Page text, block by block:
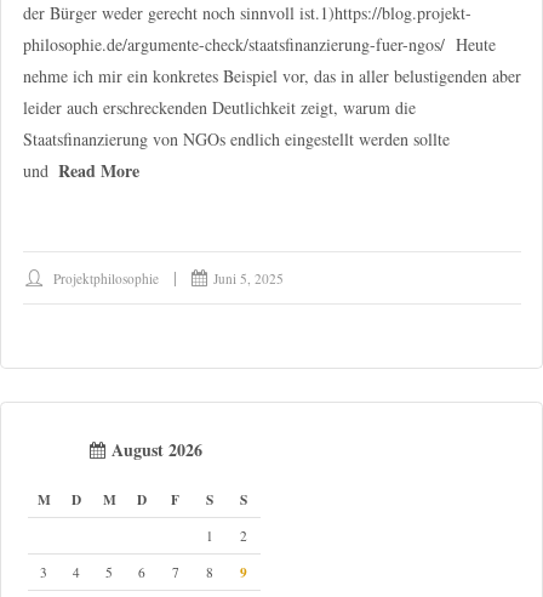
der Bürger weder gerecht noch sinnvoll ist.1)https://blog.projekt-
philosophie.de/argumente-check/staatsfinanzierung-fuer-ngos/ Heute
nehme ich mir ein konkretes Beispiel vor, das in aller belustigenden aber
leider auch erschreckenden Deutlichkeit zeigt, warum die
Staatsfinanzierung von NGOs endlich eingestellt werden sollte
und Read More
Projektphilosophie Juni 5, 2025
August 2026
M D M D F S S
1
2
3
4 5 6 7 8 9